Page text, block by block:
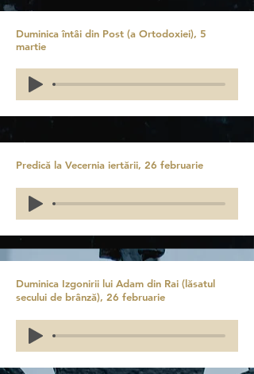
Duminica întâi din Post (a Ortodoxiei), 5
martie
Predică la Vecernia iertării, 26 februarie
Duminica Izgonirii lui Adam din Rai (lăsatul
secului de brânză), 26 februarie